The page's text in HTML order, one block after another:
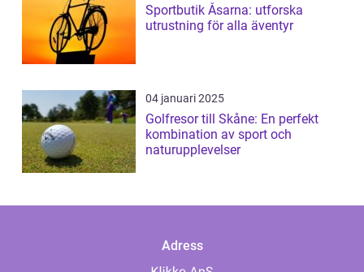
Sportbutik Åsarna: utforska
utrustning för alla äventyr
04 januari 2025
Golfresor till Skåne: En perfekt
kombination av sport och
naturupplevelser
Adress